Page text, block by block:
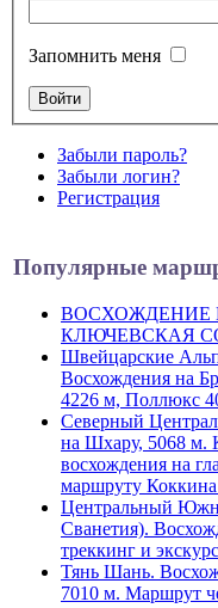
Запомнить меня
Забыли пароль?
Забыли логин?
Регистрация
Популярные
ВОСХОЖДЕНИЕ
КЛЮЧЕВСКАЯ
Швейцарские
Восхождения на
4226 м, Поллюкс
Северный
на Шхару, 5068 м.
восхождения на
маршруту
Центральный
Сванетия).
треккинг и
Тянь Шань.
7010 м. Маршрут